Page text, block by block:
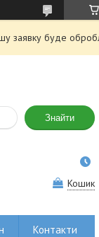
заявку буде
Знайти
Кошик
Контакти